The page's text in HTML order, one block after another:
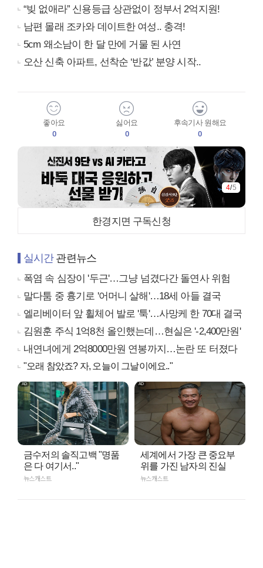
“빚 없애라” 신용등급 상관없이 정부서 2억지원!
남편 몰래 조카와 데이트한 여성.. 충격!
5cm 왜소남이 한 달 만에 거물 된 사연
오산 신축 아파트, 선착순 ‘반값’ 분양 시작..
좋아요
0
싫어요
0
후속기사 원해요
0
4/5
한경지면 구독신청
실시간관련뉴스
폭염 속 심장이 '두근'…그냥 넘겼다간 돌연사 위험
말다툼 중 흉기로 '어머니 살해'…18세 아들 결국
엘리베이터 앞 휠체어 발로 '툭'…사망케 한 70대 결국
김원훈 주식 1억8천 올인했는데…현실은 '-2,400만원'
내연녀에게 2억8000만원 연봉까지…논란 또 터졌다
"오래 참았죠? 자, 오늘이 그날이에요.."
금수저의 솔직고백 "명품
은 다 여기서.."
뉴스캐스트
세계에서 가장 큰 중요부
위를 가진 남자의 진실
뉴스캐스트